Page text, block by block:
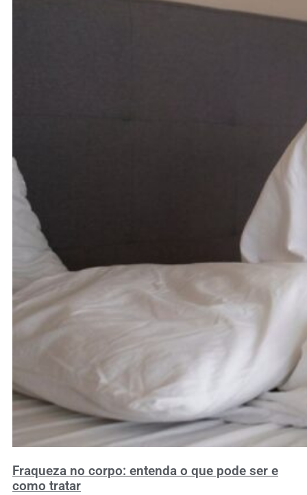
Fraqueza no corpo: entenda o que pode ser e
como tratar